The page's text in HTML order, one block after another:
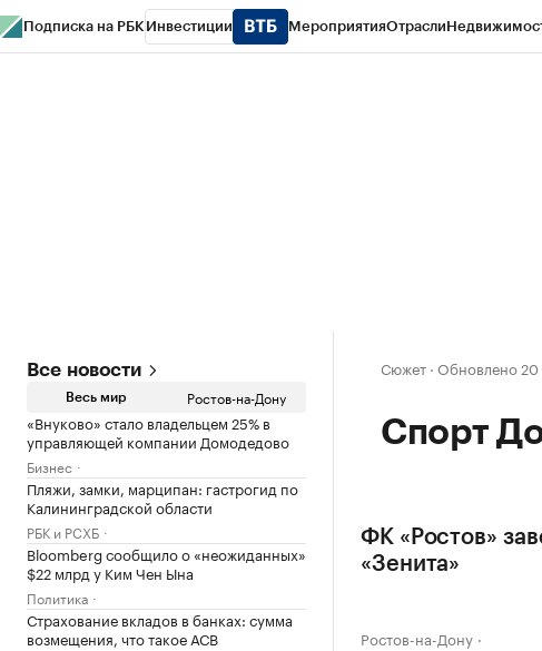
Подписка на РБК Инвестиции МероприятияОтрасли
Все новости
Весь мир Ростов-на-Дону
«Внуково» стало владельцем 25% в
управляющей компании Домодедово
Бизнес
Пляжи, замки, марципан: гастрогид по
Калининградской области
РБК и РСХБ
Bloomberg сообщило о «неожиданных»
$22 млрд у Ким Чен Ына
Политика
Страхование вкладов в банках: сумма
возмещения, что такое АСВ
Сюжет · Обновлено 20
Спорт
ФК «Ростов»
«Зенита»
Ростов-на-Дону